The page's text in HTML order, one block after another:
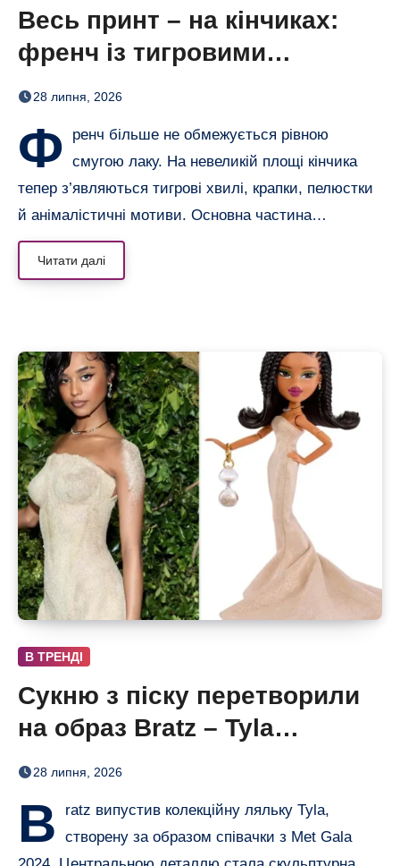
Весь принт – на кінчиках:
френч із тигровими
смугами, квітами і хвилями
28 липня, 2026
Ф
ренч більше не обмежується рівною
смугою лаку. На невеликій площі кінчика
тепер з’являються тигрові хвилі, крапки, пелюстки
й анімалістичні мотиви. Основна частина…
Читати далі
В ТРЕНДІ
Сукню з піску перетворили
на образ Bratz – Tyla
отримала власну ляльку
28 липня, 2026
B
ratz випустив колекційну ляльку Tyla,
створену за образом співачки з Met Gala